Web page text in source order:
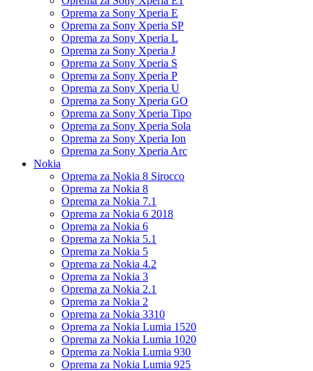
Oprema za Sony Xperia E
Oprema za Sony Xperia SP
Oprema za Sony Xperia L
Oprema za Sony Xperia J
Oprema za Sony Xperia S
Oprema za Sony Xperia P
Oprema za Sony Xperia U
Oprema za Sony Xperia GO
Oprema za Sony Xperia Tipo
Oprema za Sony Xperia Sola
Oprema za Sony Xperia Ion
Oprema za Sony Xperia Arc
Nokia
Oprema za Nokia 8 Sirocco
Oprema za Nokia 8
Oprema za Nokia 7.1
Oprema za Nokia 6 2018
Oprema za Nokia 6
Oprema za Nokia 5.1
Oprema za Nokia 5
Oprema za Nokia 4.2
Oprema za Nokia 3
Oprema za Nokia 2.1
Oprema za Nokia 2
Oprema za Nokia 3310
Oprema za Nokia Lumia 1520
Oprema za Nokia Lumia 1020
Oprema za Nokia Lumia 930
Oprema za Nokia Lumia 925